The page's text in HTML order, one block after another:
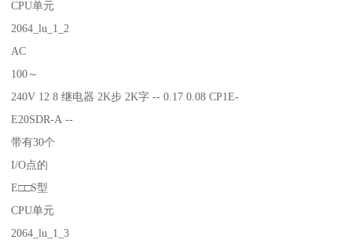
CPU单元
2064_lu_1_2
AC
100～
240V 12 8 继电器 2K步 2K字 -- 0.17 0.08 CP1E-
E20SDR-A --
带有30个
I/O点的
E□□S型
CPU单元
2064_lu_1_3